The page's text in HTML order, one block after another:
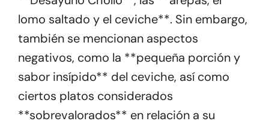
lomo saltado y el ceviche**. Sin embargo,
también se mencionan aspectos
negativos, como la **pequeña porción y
sabor insípido** del ceviche, así como
ciertos platos considerados
**sobrevalorados** en relación a su